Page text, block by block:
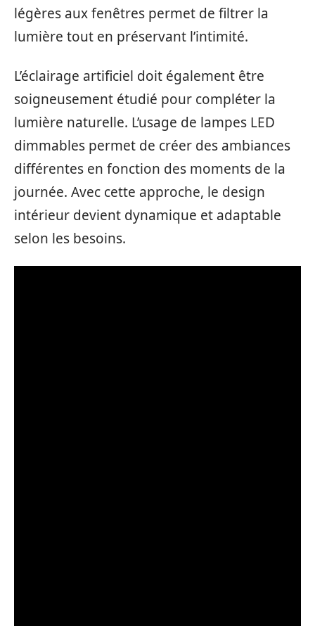
légères aux fenêtres permet de filtrer la
lumière tout en préservant l’intimité.
L’éclairage artificiel doit également être
soigneusement étudié pour compléter la
lumière naturelle. L’usage de lampes LED
dimmables permet de créer des ambiances
différentes en fonction des moments de la
journée. Avec cette approche, le design
intérieur devient dynamique et adaptable
selon les besoins.